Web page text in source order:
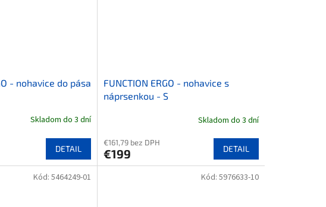
- nohavice do pása
Skladom do 3 dní
DETAIL
FUNCTION ERGO - nohavice s
náprsenkou - S
Skladom do 3 dní
€161,79 bez DPH
€199 DETAIL
Kód: 5464249-01 Kód: 5976633-10